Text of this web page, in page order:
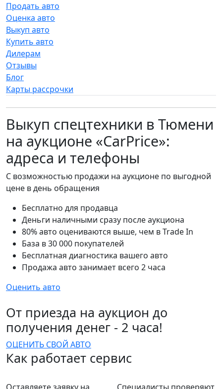
Продать авто
Оценка авто
Выкуп авто
Купить авто
Дилерам
Отзывы
Блог
Карты рассрочки
Выкуп спецтехники в Тюмени
на аукционе «CarPrice»:
адреса и телефоны
С возможностью продажи на аукционе по выгодной
цене в день обращения
Бесплатно для продавца
Деньги наличными сразу после аукциона
80% авто оцениваются выше, чем в Trade In
База в 30 000 покупателей
Бесплатная диагностика вашего авто
Продажа авто занимает всего 2 часа
Оценить авто
От приезда на аукцион до
получения денег - 2 часа!
ОЦЕНИТЬ СВОЙ АВТО
Как работает сервис